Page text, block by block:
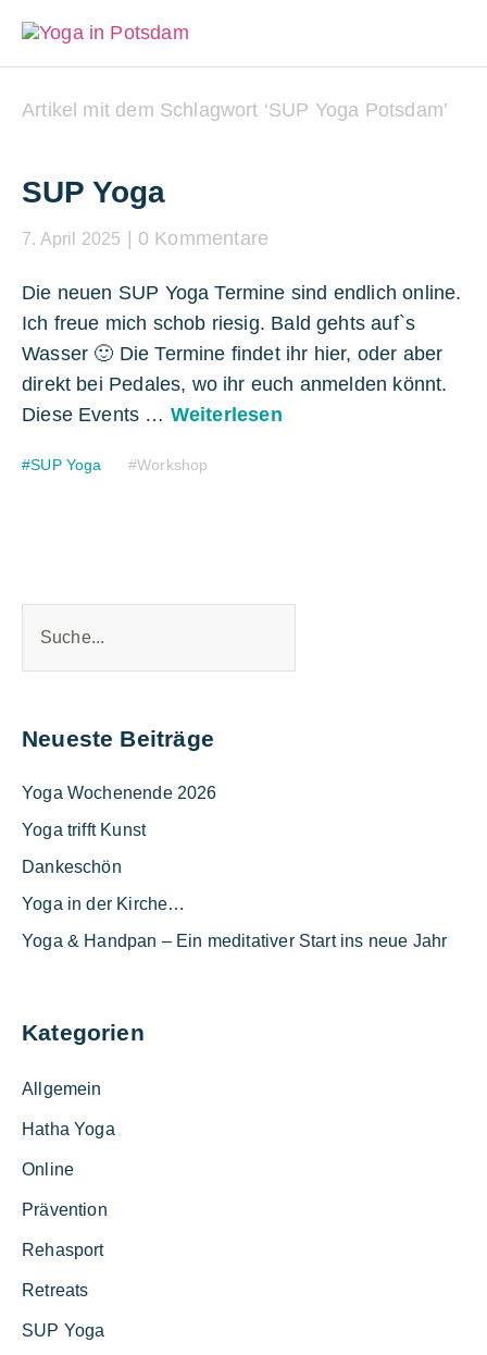
Artikel mit dem Schlagwort ‘SUP Yoga Potsdam’
SUP Yoga
7. April 2025 0 Kommentare
Die neuen SUP Yoga Termine sind endlich online.
Ich freue mich schob riesig. Bald gehts auf`s
Wasser 🙂 Die Termine findet ihr hier, oder aber
direkt bei Pedales, wo ihr euch anmelden könnt.
Diese Events … Weiterlesen
SUP Yoga Workshop
Neueste Beiträge
Yoga Wochenende 2026
Yoga trifft Kunst
Dankeschön
Yoga in der Kirche…
Yoga & Handpan – Ein meditativer Start ins neue Jahr
Kategorien
Allgemein
Hatha Yoga
Online
Prävention
Rehasport
Retreats
SUP Yoga